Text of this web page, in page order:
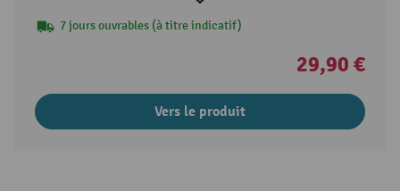
7 jours ouvrables (à titre indicatif)
29,90 €
Vers le produit